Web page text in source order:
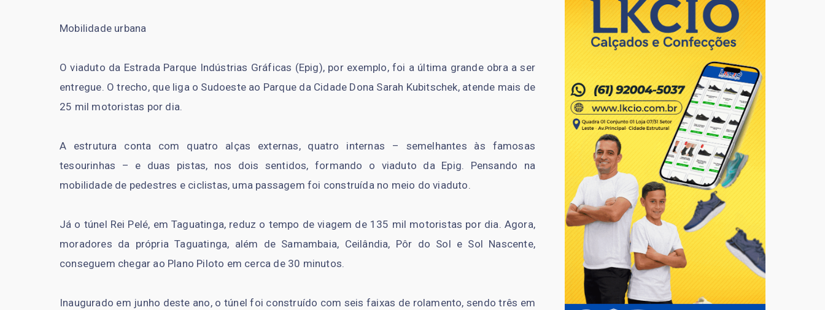
Mobilidade urbana
O viaduto da Estrada Parque Indústrias Gráficas (Epig), por exemplo, foi a última grande obra a ser
entregue. O trecho, que liga o Sudoeste ao Parque da Cidade Dona Sarah Kubitschek, atende mais de
25 mil motoristas por dia.
A estrutura conta com quatro alças externas, quatro internas – semelhantes às famosas
tesourinhas – e duas pistas, nos dois sentidos, formando o viaduto da Epig. Pensando na
mobilidade de pedestres e ciclistas, uma passagem foi construída no meio do viaduto.
Já o túnel Rei Pelé, em Taguatinga, reduz o tempo de viagem de 135 mil motoristas por dia. Agora,
moradores da própria Taguatinga, além de Samambaia, Ceilândia, Pôr do Sol e Sol Nascente,
conseguem chegar ao Plano Piloto em cerca de 30 minutos.
Inaugurado em junho deste ano, o túnel foi construído com seis faixas de rolamento, sendo três em